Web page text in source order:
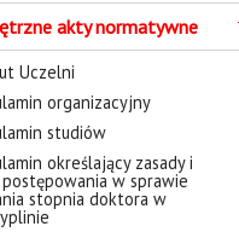
akty normatywne
Uczelni
organizacyjny
studiów
określający zasady i
w sprawie
stopnia doktora w